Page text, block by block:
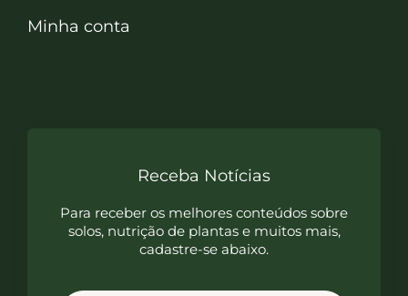
Minha conta
Receba Notícias
Para receber os melhores conteúdos sobre
solos, nutrição de plantas e muitos mais,
cadastre-se abaixo.